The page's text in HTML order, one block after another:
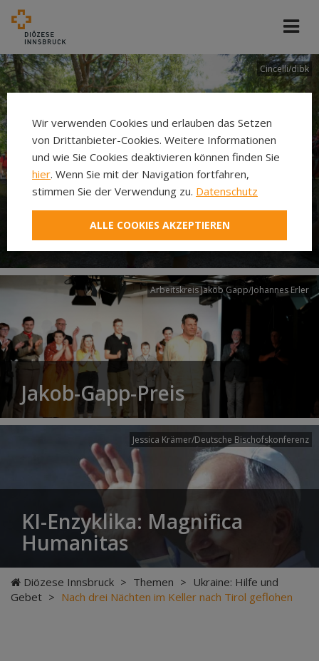
Cincelli/dibk
Neuer Pilgerweg Via
Laudato si’
Arbeitskreis Jakob Gapp/Johannes Erler
Jakob-Gapp-Preis
Jessica Krämer/Deutsche Bischofskonferenz
KI-Enzyklika: Magnifica
Humanitas
Diözese Innsbruck > Themen > Ukraine: Hilfe und
Gebet > Nach drei Nächten im Keller nach Tirol geflohen
Wir verwenden Cookies und erlauben das Setzen
von Drittanbieter-Cookies. Weitere Informationen
und wie Sie Cookies deaktivieren können finden Sie
hier. Wenn Sie mit der Navigation fortfahren,
stimmen Sie der Verwendung zu. Datenschutz
ALLE COOKIES AKZEPTIEREN